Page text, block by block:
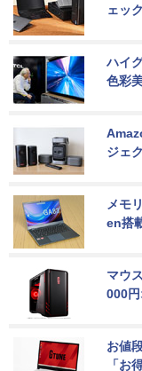
ェッ
ハイ
色彩
ジェ
メモ
en搭
マウ
000円
お値
「お